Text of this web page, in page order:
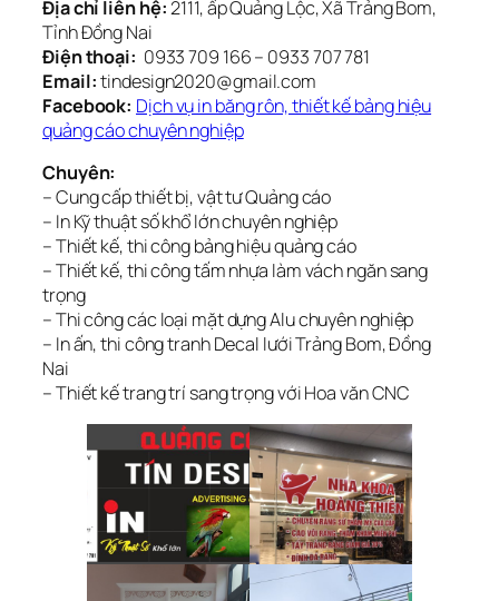
Địa chỉ liên hệ:2111, ấp Quảng Lộc, Xã Trảng Bom,
Tỉnh Đồng Nai
Điện thoại: 0933 709 166 – 0933 707 781
Email:tindesign2020@gmail.com
Facebook: Dịch vụ in băng rôn, thiết kế bảng hiệu
quảng cáo chuyên nghiệp
Chuyên:
– Cung cấp thiết bị, vật tư Quảng cáo
– In Kỹ thuật số khổ lớn chuyên nghiệp
– Thiết kế, thi công bảng hiệu quảng cáo
– Thiết kế, thi công tấm nhựa làm vách ngăn sang
trọng
– Thi công các loại mặt dựng Alu chuyên nghiệp
– In ấn, thi công tranh Decal lưới Trảng Bom, Đồng
Nai
– Thiết kế trang trí sang trọng với Hoa văn CNC